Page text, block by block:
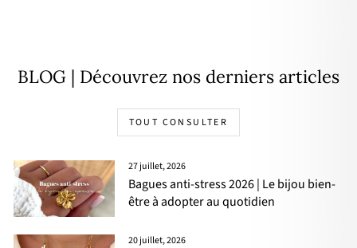
BLOG | Découvrez nos derniers articles
TOUT CONSULTER
27 juillet, 2026
Bagues anti-stress 2026 | Le bijou bien-
être à adopter au quotidien
20 juillet, 2026